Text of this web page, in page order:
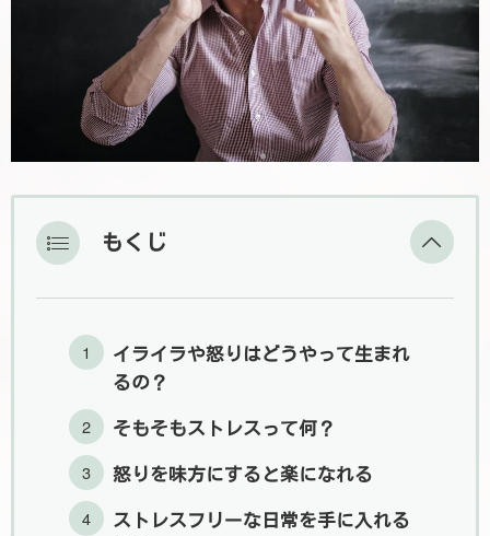
もくじ
イライラや怒りはどうやって生まれ
るの？
そもそもストレスって何？
怒りを味方にすると楽になれる
ストレスフリーな日常を手に入れる